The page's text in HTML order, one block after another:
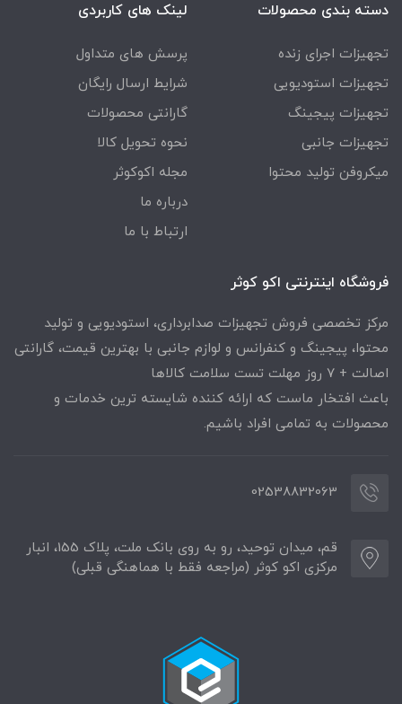
دسته بندی محصولات
تجهیزات اجرای زنده
تجهیزات استودیویی
تجهیزات پیجینگ
تجهیزات جانبی
میکروفن تولید محتوا
لینک های کاربردی
پرسش های متداول
شرایط ارسال رایگان
گارانتی محصولات
نحوه تحویل کالا
مجله اکوکوثر
درباره ما
ارتباط با ما
فروشگاه اینترنتی اکو کوثر
مرکز تخصصی فروش تجهیزات صدابرداری، استودیویی و تولید
محتوا، پیجینگ و کنفرانس و لوازم جانبی با بهترین قیمت، گارانتی
اصالت + ۷ روز مهلت تست سلامت کالاها
باعث افتخار ماست که ارائه کننده شایسته ترین خدمات و
محصولات به تمامی افراد باشیم.
02538832063
قم، میدان توحید، رو به روی بانک ملت، پلاک 155، انبار
مرکزی اکو کوثر (مراجعه فقط با هماهنگی قبلی)